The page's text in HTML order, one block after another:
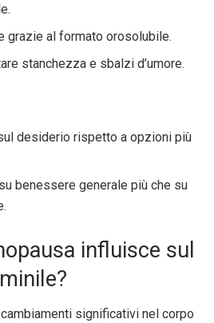
grazie al formato orosolubile.
stanchezza e sbalzi d’umore.
desiderio rispetto a opzioni più
benessere generale più che su
influisce sul
significativi nel corpo